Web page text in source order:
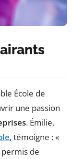
École de
une passion
. Émilie,
, témoigne : «
permis de